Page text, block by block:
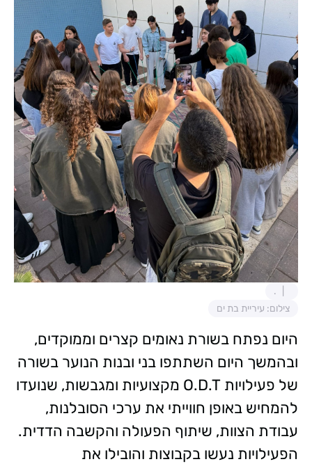
.
צילום: עיריית בת ים
היום נפתח בשורת נאומים קצרים וממוקדים,
ובהמשך היום השתתפו בני ובנות הנוער בשורה
של פעילויות O.D.T מקצועיות ומגבשות, שנועדו
להמחיש באופן חווייתי את ערכי הסובלנות,
עבודת הצוות, שיתוף הפעולה והקשבה הדדית.
הפעילויות נעשו בקבוצות והובילו את